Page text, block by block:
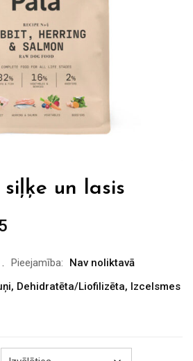
siļķe un lasis
€7.25
through
Pieejamība:
Nav noliktavā
, Dehidratēta/Liofilizēta, Izcelsmes